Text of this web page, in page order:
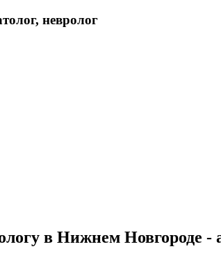
невролог
в Нижнем Новгороде -